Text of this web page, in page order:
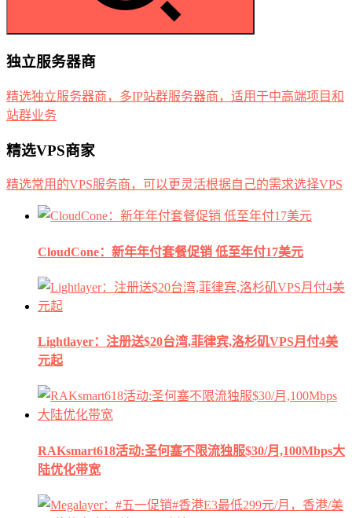
独立服务器商
精选独立服务器商，多IP站群服务器商，适用于中高端项目和
站群业务
精选VPS商家
精选常用的VPS服务商，可以更灵活根据自己的需求选择VPS
CloudCone：新年年付套餐促销 低至年付17美元
Lightlayer：注册送$20台湾,菲律宾,洛杉矶VPS月付4美
元起
RAKsmart618活动:圣何塞不限流独服$30/月,100Mbps大
陆优化带宽